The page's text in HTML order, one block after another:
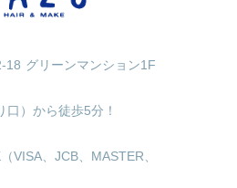
18 グリーンマンション1F
）から徒歩5分！
VISA、JCB、MASTER、